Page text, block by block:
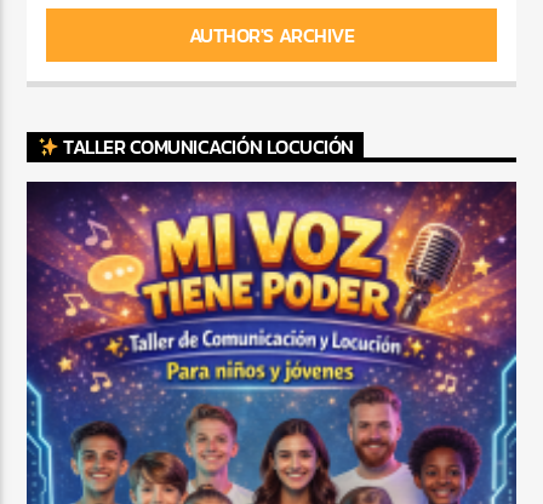
AUTHOR'S ARCHIVE
TALLER COMUNICACIÓN LOCUCIÓN